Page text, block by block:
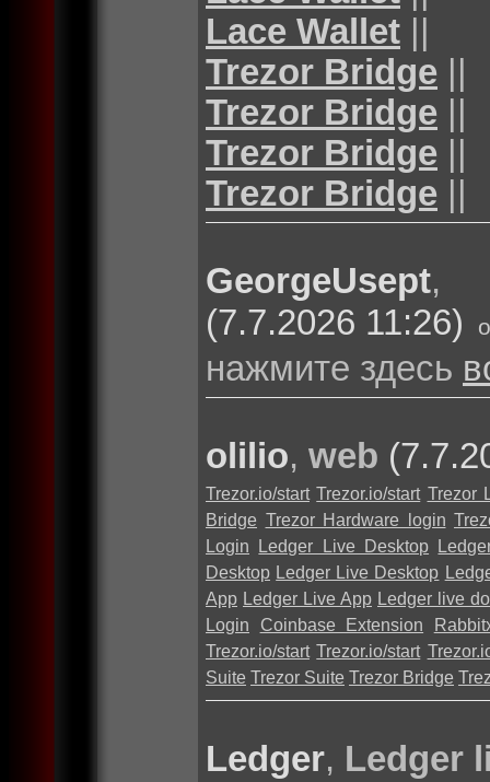
Lace Wallet ||
Trezor Bridge ||
Trezor Bridge ||
Trezor Bridge ||
Trezor Bridge ||
GeorgeUsept
(7.7.2026 11:26)
нажмите здесь
olilio, web
Trezor.io/start Trezor.io/start Trezor
Bridge Trezor Hardware login
Login
Ledger Live Desktop
Desktop Ledger Live Desktop
App Ledger Live App Ledger live
Login
Coinbase Extension
Trezor.io/start Trezor.io/start
Suite Trezor Suite Trezor Bridge
Ledger, Ledger